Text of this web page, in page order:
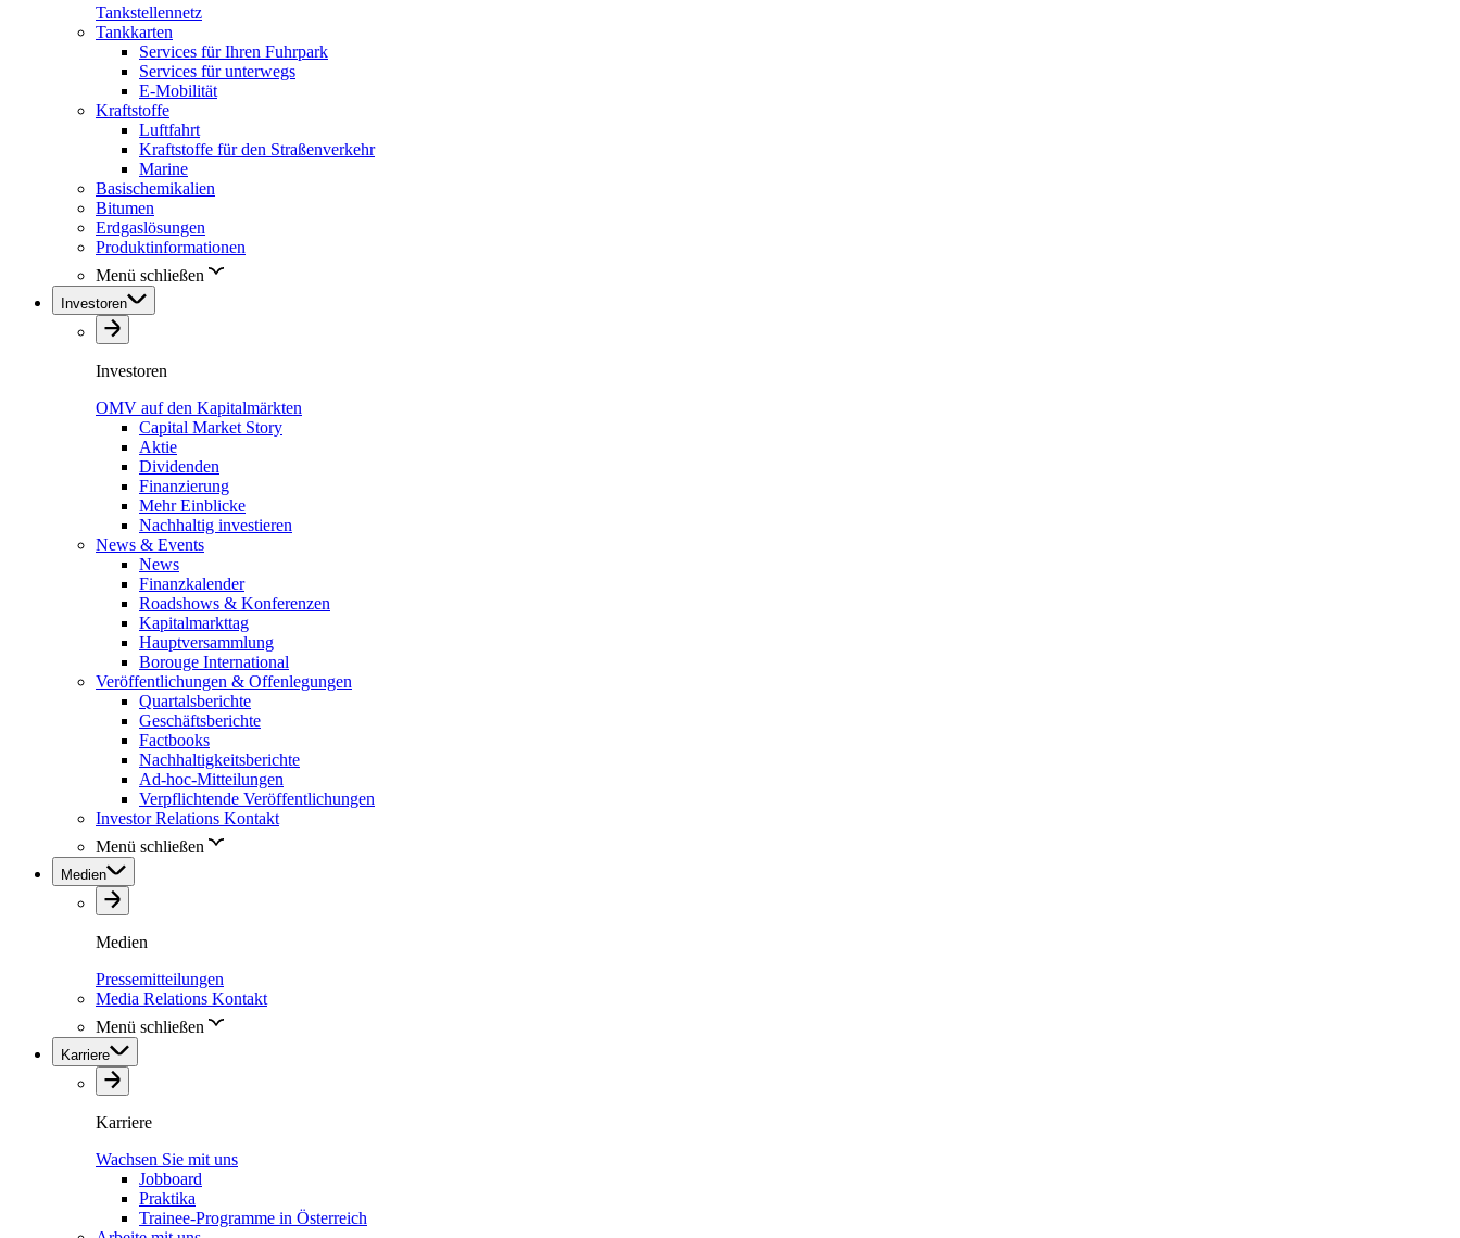
Tankstellennetz
Tankkarten
Services für Ihren Fuhrpark
Services für unterwegs
E-Mobilität
Kraftstoffe
Luftfahrt
Kraftstoffe für den Straßenverkehr
Marine
Basischemikalien
Bitumen
Erdgaslösungen
Produktinformationen
Menü schließen
Investoren
Investoren
OMV auf den Kapitalmärkten
Capital Market Story
Aktie
Dividenden
Finanzierung
Mehr Einblicke
Nachhaltig investieren
News & Events
News
Finanzkalender
Roadshows & Konferenzen
Kapitalmarkttag
Hauptversammlung
Borouge International
Veröffentlichungen & Offenlegungen
Quartalsberichte
Geschäftsberichte
Factbooks
Nachhaltigkeitsberichte
Ad-hoc-Mitteilungen
Verpflichtende Veröffentlichungen
Investor Relations Kontakt
Menü schließen
Medien
Medien
Pressemitteilungen
Media Relations Kontakt
Menü schließen
Karriere
Karriere
Wachsen Sie mit uns
Jobboard
Praktika
Trainee-Programme in Österreich